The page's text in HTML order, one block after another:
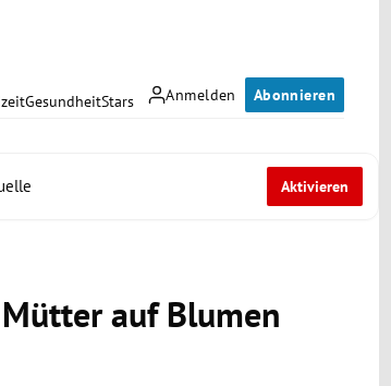
Anmelden Abonnieren
GesundheitStars
Aktivieren
auf Blumen